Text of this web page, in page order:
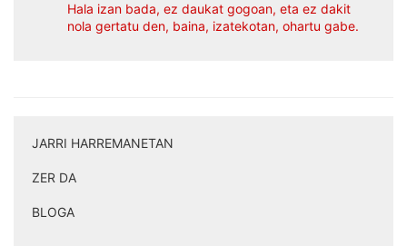
Hala izan bada, ez daukat gogoan, eta ez dakit
nola gertatu den, baina, izatekotan, ohartu gabe.
JARRI HARREMANETAN
ZER DA
BLOGA